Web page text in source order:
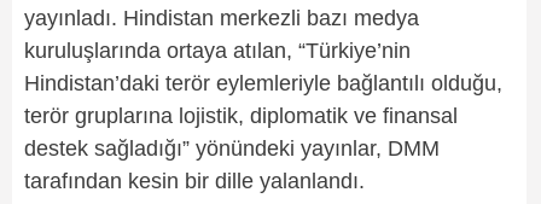
yayınladı. Hindistan merkezli bazı medya
kuruluşlarında ortaya atılan, “Türkiye’nin
Hindistan’daki terör eylemleriyle bağlantılı olduğu,
terör gruplarına lojistik, diplomatik ve finansal
destek sağladığı” yönündeki yayınlar, DMM
tarafından kesin bir dille yalanlandı.